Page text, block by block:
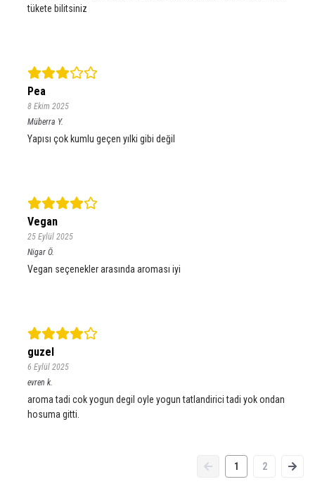
tükete bilitsiniz
Pea
8 Ekim 2025
Müberra Y.
Yapısı çok kumlu geçen yılki gibi değil
Vegan
25 Eylül 2025
Nigar Ö.
Vegan seçenekler arasında aroması iyi
guzel
6 Eylül 2025
evren k.
aroma tadi cok yogun degil oyle yogun tatlandirici tadi yok ondan
hosuma gitti.
1 2